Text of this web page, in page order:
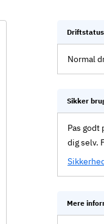
Driftstatus
Normal
Sikker
Pas
dig selv.
Mere